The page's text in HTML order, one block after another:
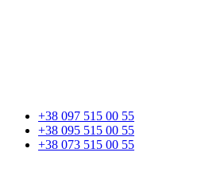
+38 097 515 00 55
+38 095 515 00 55
+38 073 515 00 55